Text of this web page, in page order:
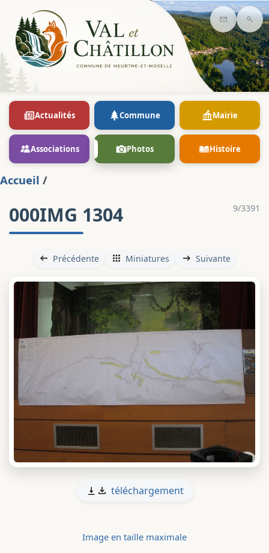
Contact
Actualités Commune Mairie
Associations Photos Histoire
Accueil /
9/3391
000IMG 1304
Précédente Miniatures Suivante
téléchargement
Image en taille maximale